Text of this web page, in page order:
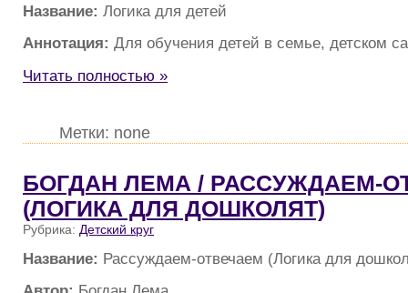
Название: Логика для детей
Аннотация: Для обучения детей в семье, детском
Читать полностью »
Метки: none
БОГДАН ЛЕМА / РАССУЖДАЕМ-
(ЛОГИКА ДЛЯ ДОШКОЛЯТ)
Рубрика: Детский круг
Название: Рассуждаем-отвечаем (Логика для